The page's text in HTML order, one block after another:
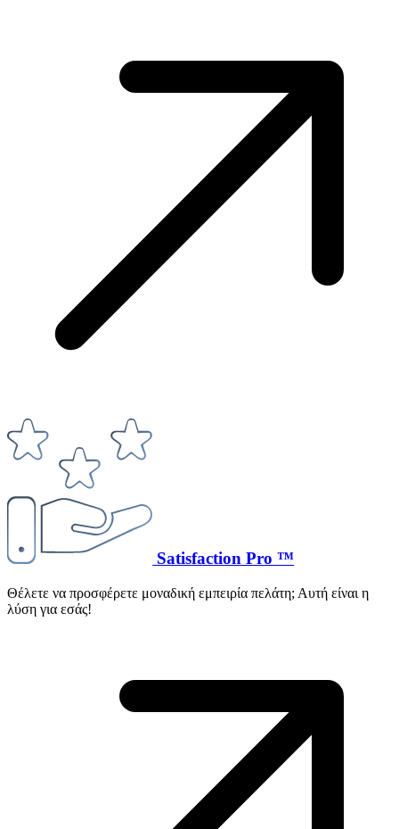
Satisfaction Pro ™
Θέλετε να προσφέρετε μοναδική εμπειρία πελάτη; Αυτή είναι η
λύση για εσάς!